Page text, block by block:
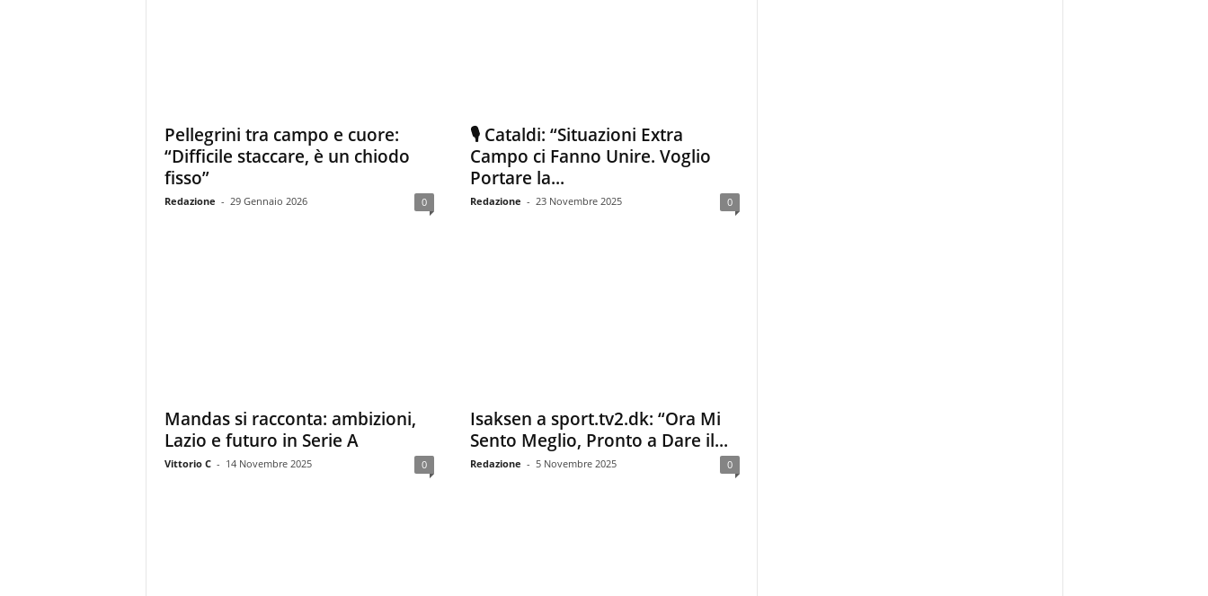
Pellegrini tra campo e cuore:
“Difficile staccare, è un chiodo
fisso”
Redazione - 29 Gennaio 2026 0
🎙️ Cataldi: “Situazioni Extra
Campo ci Fanno Unire. Voglio
Portare la...
Redazione - 23 Novembre 2025 0
Mandas si racconta: ambizioni,
Lazio e futuro in Serie A
Vittorio C - 14 Novembre 2025 0
Isaksen a sport.tv2.dk: “Ora Mi
Sento Meglio, Pronto a Dare il...
Redazione - 5 Novembre 2025 0